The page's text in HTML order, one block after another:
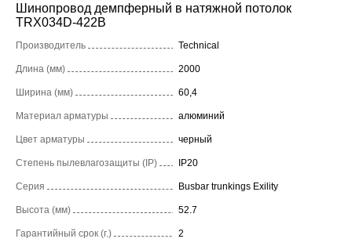
Шинопровод демпферный в натяжной потолок
TRX034D-422B
Производитель Technical
Длина (мм) 2000
Ширина (мм) 60,4
Материал арматуры алюминий
Цвет арматуры черный
Степень пылевлагозащиты (IP) IP20
Серия Busbar trunkings Exility
Высота (мм) 52.7
Гарантийный срок (г.) 2